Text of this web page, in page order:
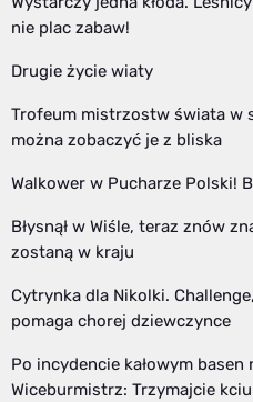
nie plac zabaw!
Drugie życie wiaty
Trofeum mistrzostw świata w
można zobaczyć je z bliska
Walkower w Pucharze Polski!
Błysnął w Wiśle, teraz znów
zostaną w kraju
Cytrynka dla Nikolki.
pomaga chorej dziewczynce
Po incydencie kałowym basen
Wiceburmistrz: Trzymajcie